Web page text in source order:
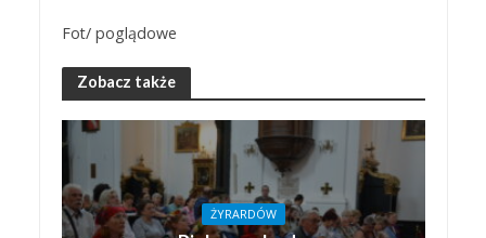
Fot/ poglądowe
Zobacz także
ŻYRARDÓW